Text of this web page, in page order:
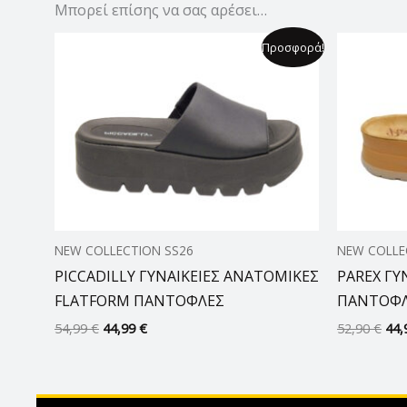
Μπορεί επίσης να σας αρέσει…
Προσφορά!
NEW COLLECTION SS26
PICCADILLY ΓΥΝΑΙΚΕΙΕΣ ΑΝΑΤΟΜΙΚΕΣ
FLATFORM ΠΑΝΤΟΦΛΕΣ
54,99€ 44,99€
44,99 €.
NEW
PAREX
52,90€